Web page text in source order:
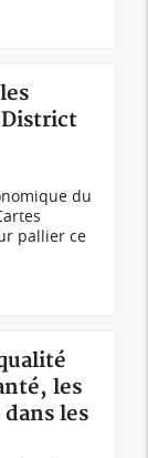
du
pallier ce
les
les